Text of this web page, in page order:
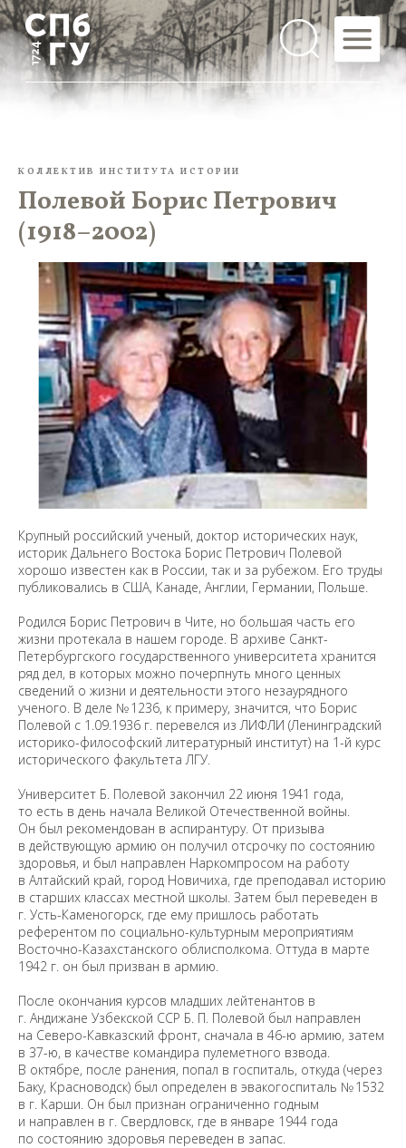
КОЛЛЕКТИВ ИНСТИТУТА ИСТОРИИ
Полевой Борис Петрович
(1918–2002)
Крупный российский ученый, доктор исторических наук,
историк Дальнего Востока Борис Петрович Полевой
хорошо известен как в России, так и за рубежом. Его труды
публиковались в США, Канаде, Англии, Германии, Польше.
Родился Борис Петрович в Чите, но большая часть его
жизни протекала в нашем городе. В архиве Санкт-
Петербургского государственного университета хранится
ряд дел, в которых можно почерпнуть много ценных
сведений о жизни и деятельности этого незаурядного
ученого. В деле № 1236, к примеру, значится, что Борис
Полевой с 1.09.1936 г. перевелся из ЛИФЛИ (Ленинградский
историко-философский литературный институт) на 1-й курс
исторического факультета ЛГУ.
Университет Б. Полевой закончил 22 июня 1941 года,
то есть в день начала Великой Отечественной войны.
Он был рекомендован в аспирантуру. От призыва
в действующую армию он получил отсрочку по состоянию
здоровья, и был направлен Наркомпросом на работу
в Алтайский край, город Новичиха, где преподавал историю
в старших классах местной школы. Затем был переведен в
г. Усть-Каменогорск, где ему пришлось работать
референтом по социально-культурным мероприятиям
Восточно-Казахстанского облисполкома. Оттуда в марте
1942 г. он был призван в армию.
После окончания курсов младших лейтенантов в
г. Андижане Узбекской ССР Б. П. Полевой был направлен
на Северо-Кавказский фронт, сначала в 46-ю армию, затем
в 37-ю, в качестве командира пулеметного взвода.
В октябре, после ранения, попал в госпиталь, откуда (через
Баку, Красноводск) был определен в эвакогоспиталь № 1532
в г. Карши. Он был признан ограниченно годным
и направлен в г. Свердловск, где в январе 1944 года
по состоянию здоровья переведен в запас.